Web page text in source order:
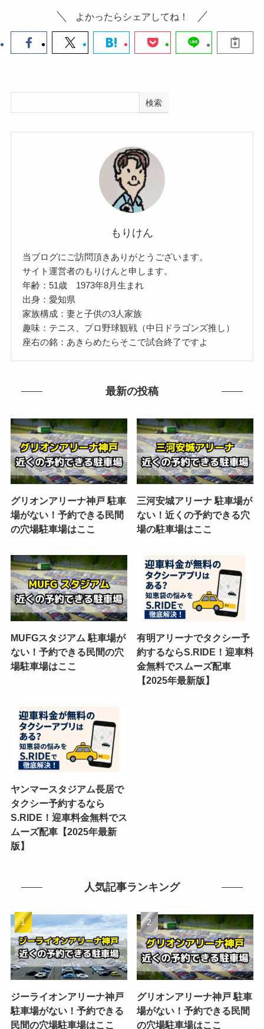
よかったらシェアしてね！
検索
もりけん
当ブログにご訪問頂きありがとうございます。
サイト運営者のもりけんと申します。
年齢：51歳 1973年8月生まれ
出身：愛知県
家族構成：妻と子供の3人家族
趣味：テニス、プロ野球観戦（中日ドラゴンズ推し）
座右の銘：あきらめたらそこで試合終了ですよ
最新の投稿
グリオンアリーナ神戸 駐車
場がない！予約できる民間
の穴場駐車場はここ
三河安城アリーナ 駐車場が
ない！近くの予約できる穴
場の駐車場はここ
MUFGスタジアム 駐車場が
ない！予約できる民間の穴
場駐車場はここ
有明アリーナでタクシー予
約するならS.RIDE！迎車料
金無料でスムーズ配車
【2025年最新版】
ヤンマースタジアム長居で
タクシー予約するなら
S.RIDE！迎車料金無料でス
ムーズ配車【2025年最新
版】
人気記事ランキング
ジーライオンアリーナ神戸
駐車場がない！予約できる
民間の穴場駐車場はここ
グリオンアリーナ神戸 駐車
場がない！予約できる民間
の穴場駐車場はここ